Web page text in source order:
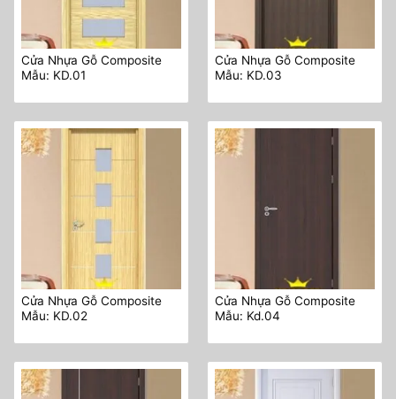
Cửa Nhựa Gỗ Composite
Mẫu: KD.01
Cửa Nhựa Gỗ Composite
Mẫu: KD.03
Cửa Nhựa Gỗ Composite
Mẫu: KD.02
Cửa Nhựa Gỗ Composite
Mẫu: Kd.04